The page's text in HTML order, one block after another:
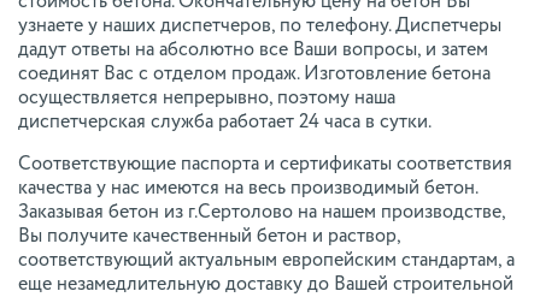
узнаете у наших диспетчеров, по телефону. Диспетчеры
дадут ответы на абсолютно все Ваши вопросы, и затем
соединят Вас с отделом продаж. Изготовление бетона
осуществляется непрерывно, поэтому наша
диспетчерская служба работает 24 часа в сутки.
Соответствующие паспорта и сертификаты соответствия
качества у нас имеются на весь производимый бетон.
Заказывая бетон из г.Сертолово на нашем производстве,
Вы получите качественный бетон и раствор,
соответствующий актуальным европейским стандартам, а
еще незамедлительную доставку до Вашей строительной